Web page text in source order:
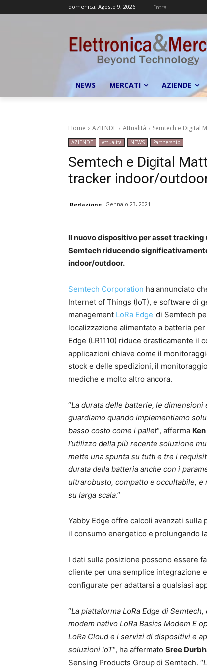
domenica, Agosto 9, 2026 Entra
NEWS MERCATI AZIENDE
Home AZIENDE Attualità Semtech e Digital
AZIENDE Attualità NEWS Partnership
Semtech e Digital
tracker indoor/
Redazione Gennaio 23, 2021
Il nuovo dispositivo per asset
Semtech riducendo
indoor/outdoor.
Semtech Corporation ha annunciato
Internet of Things (IoT), e software di
management LoRa Edge di Semtech
localizzazione alimentato a batteria
Edge (LR1110) riduce drasticamente il
applicazioni chiave come il
stock e delle spedizioni, il
mediche e molto altro ancora.
“La durata delle batterie, le
guardiamo quando implementiamo
basso costo come i pallet“, afferma
l’utilizzo della più recente soluzione
mette una spunta su tutti e tre i
durata della batteria anche con i
ultrarobusto, compatto e occultabile,
su larga scala.”
Yabby Edge offre calcoli avanzati
il consumo energetico e prolungando
I dati sulla posizione possono essere
cliente per una semplice integrazione
configurate per adattarsi a qualsiasi
“La piattaforma LoRa Edge di
modem nativo LoRa Basics Modem E
LoRa Cloud e i servizi di dispositivi e
soluzioni IoT“, ha affermato Sree
Sensing Products Group di Semtech. “